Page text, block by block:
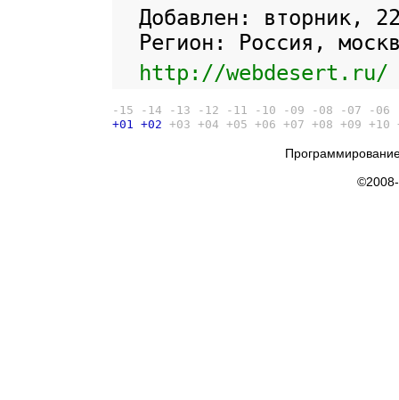
Добавлен: вторник,
Регион: Россия,
http://webdesert.ru/
-15 -14 -13 -12 -11 -10 -09 -08 -07 -06
+01 +02 +03 +04 +05 +06 +07 +08 +09 +10